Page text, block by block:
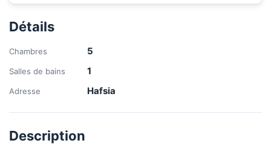
Détails
Chambres 5
Salles de bains 1
Adresse Hafsia
Description